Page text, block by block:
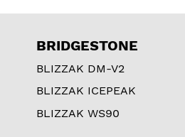
BRIDGESTONE
BLIZZAK DM-V2
BLIZZAK ICEPEAK
BLIZZAK WS90